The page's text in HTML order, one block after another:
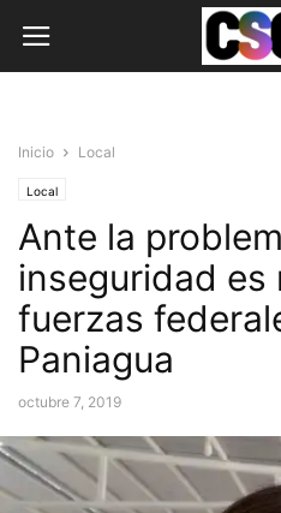
Inicio Local
Local
Ante la
inseguridad es
fuerzas
Paniagua
octubre 7, 2019